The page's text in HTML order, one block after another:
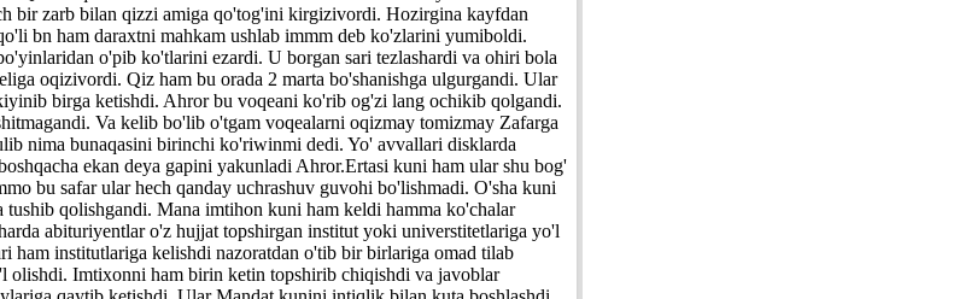
bir zarb bilan qizzi amiga qo'tog'ini kirgizivordi. Hozirgina kayfdan
bn ham daraxtni mahkam ushlab immm deb ko'zlarini yumiboldi.
o'pib ko'tlarini ezardi. U borgan sari tezlashardi va ohiri bola
oqizivordi. Qiz ham bu orada 2 marta bo'shanishga ulgurgandi. Ular
birga ketishdi. Ahror bu voqeani ko'rib og'zi lang ochikib qolgandi.
Va kelib bo'lib o'tgam voqealarni oqizmay tomizmay Zafarga
nima bunaqasini birinchi ko'riwinmi dedi. Yo' avvallari disklarda
ekan deya gapini yakunladi Ahror.Ertasi kuni ham ular shu bog'
bu safar ular hech qanday uchrashuv guvohi bo'lishmadi. O'sha kuni
tushib qolishgandi. Mana imtihon kuni ham keldi hamma ko'chalar
abituriyentlar o'z hujjat topshirgan institut yoki universtitetlariga yo'l
ham institutlariga kelishdi nazoratdan o'tib bir birlariga omad tilab
olishdi. Imtixonni ham birin ketin topshirib chiqishdi va javoblar